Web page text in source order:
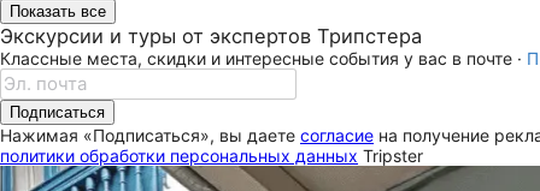
Показать все
Экскурсии и туры от экспертов Трипстера
Классные места, скидки и интересные события у вас в почте ·
Подписаться
Нажимая «Подписаться», вы даете согласие на получение
политики обработки персональных данных Tripster